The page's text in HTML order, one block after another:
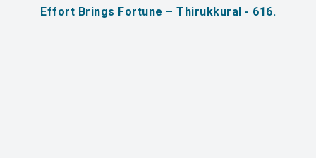
Effort Brings Fortune – Thirukkural - 616.